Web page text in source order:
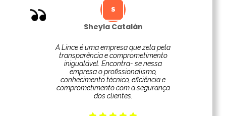
Sheyla Catalán
A Lince é uma empresa que zela pela
transparência e comprometimento
inigualável. Encontra- se nessa
empresa o profissionalismo,
conhecimento técnico, eficiência e
comprometimento com a segurança
dos clientes.